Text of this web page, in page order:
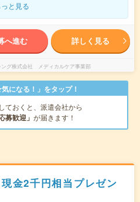
っと見る
へ進む 詳しく見る
ング株式会社 メディカルケア事業部
になる！」をタップ！
ておくと、派遣会社から
募歓迎」 が届きます！
金2千円相当プレゼン